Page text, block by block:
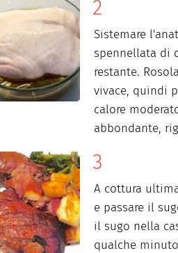
Sistemare
spennellata di
restante.
vivace, quindi
calore
abbondante,
A cottura
e passare il
il sugo nella
qualche